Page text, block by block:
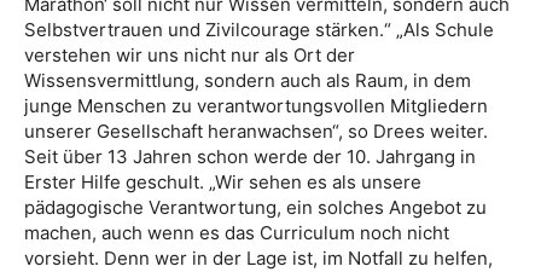
Selbstvertrauen und Zivilcourage stärken.“ „Als Schule
verstehen wir uns nicht nur als Ort der
Wissensvermittlung, sondern auch als Raum, in dem
junge Menschen zu verantwortungsvollen Mitgliedern
unserer Gesellschaft heranwachsen“, so Drees weiter.
Seit über 13 Jahren schon werde der 10. Jahrgang in
Erster Hilfe geschult. „Wir sehen es als unsere
pädagogische Verantwortung, ein solches Angebot zu
machen, auch wenn es das Curriculum noch nicht
vorsieht. Denn wer in der Lage ist, im Notfall zu helfen,